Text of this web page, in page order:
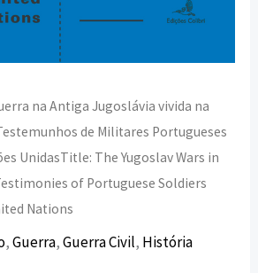
na Antiga Jugoslávia vivida na
de Militares Portugueses
UnidasTitle: The Yugoslav Wars in
of Portuguese Soldiers
Nations
,Guerra,Guerra Civil, História